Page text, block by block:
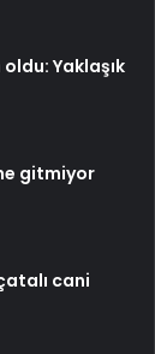
Yaklaşık
gitmiyor
cani